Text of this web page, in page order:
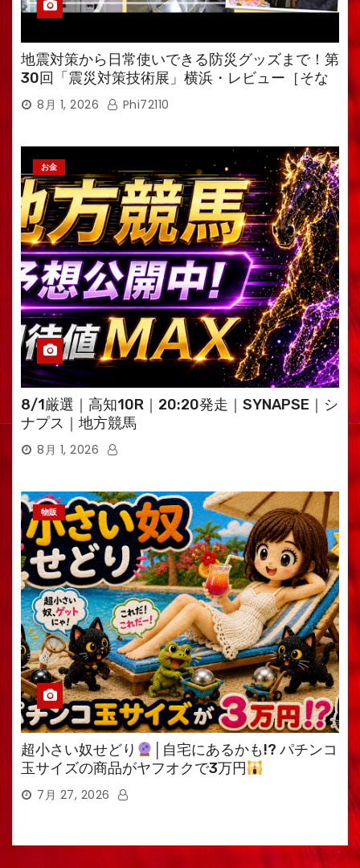
地震対策から日常使いできる防災グッズまで！第
30回「震災対策技術展」横浜・レビュー［そな
えるTV・高荷智也］
8月 1, 2026 Phi72110
お金
8/1厳選｜高知10R｜20:20発走｜SYNAPSE｜シ
ナプス｜地方競馬
8月 1, 2026
物販
超小さい奴せどり
│自宅にあるかも!? パチンコ
玉サイズの商品がヤフオクで3万円
7月 27, 2026